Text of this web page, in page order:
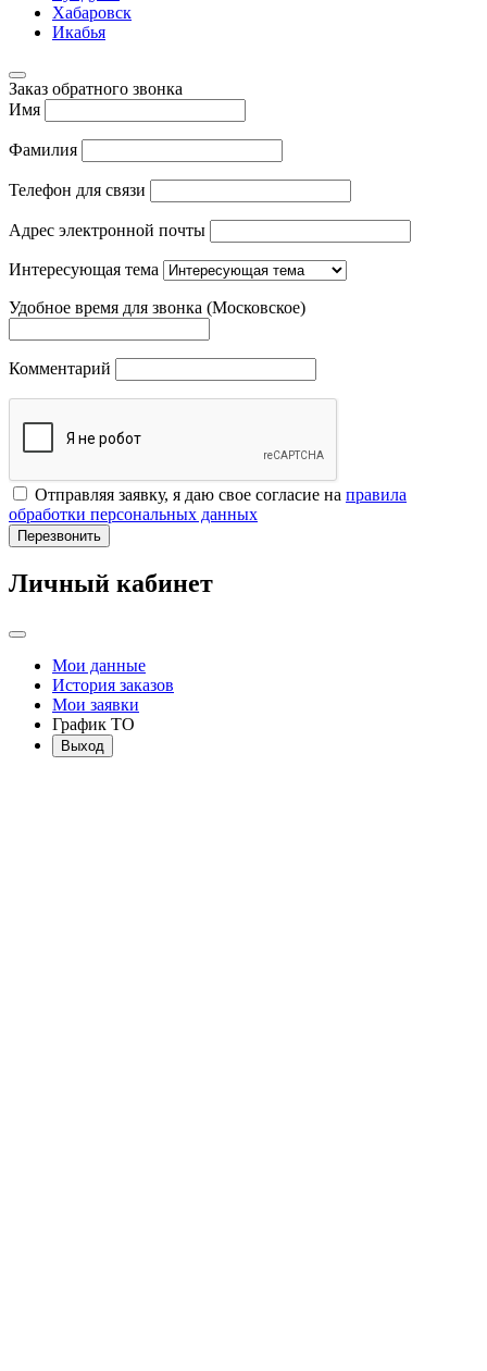
Хабаровск
Икабья
Заказ обратного звонка
Имя
Фамилия
Телефон для связи
Адрес электронной почты
Интересующая тема
Удобное время для звонка (Московское)
Комментарий
Отправляя заявку, я даю свое согласие на правила
обработки персональных данных
Перезвонить
Личный кабинет
Мои данные
История заказов
Мои заявки
График ТО
Выход